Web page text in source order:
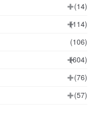
(14)
(114)
(106)
(604)
(76)
(57)